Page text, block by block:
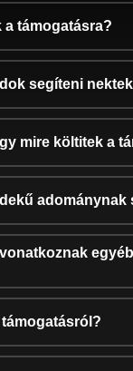
a támogatásra?
segíteni
mire költitek a
adománynak